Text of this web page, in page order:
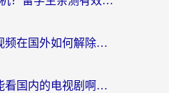
海外党必看：腾讯视频在国外如何解除地域限制？附优酷咪咕使用指南
在国外用什么软件能看国内的电视剧啊？留学生亲测有效的回国加速方案